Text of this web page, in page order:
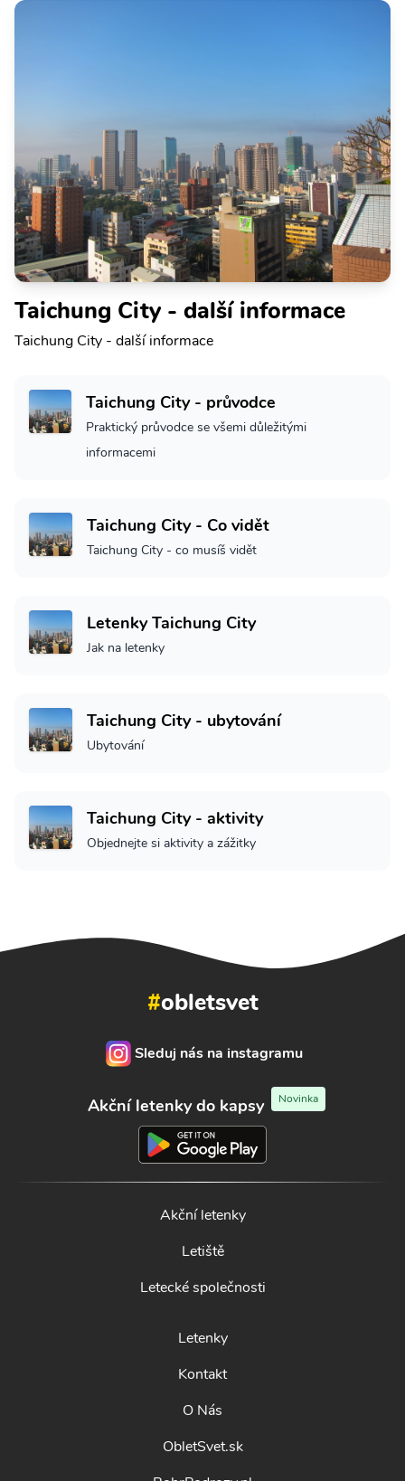
Taichung City - další informace
Taichung City - další informace
Taichung City - průvodce
Praktický průvodce se všemi důležitými
informacemi
Taichung City - Co vidět
Taichung City - co musíš vidět
Letenky Taichung City
Jak na letenky
Taichung City - ubytování
Ubytování
Taichung City - aktivity
Objednejte si aktivity a zážitky
#obletsvet
Sleduj nás na instagramu
Akční letenky do kapsy Novinka
Akční letenky
Letiště
Letecké společnosti
Letenky
Kontakt
O Nás
ObletSvet.sk